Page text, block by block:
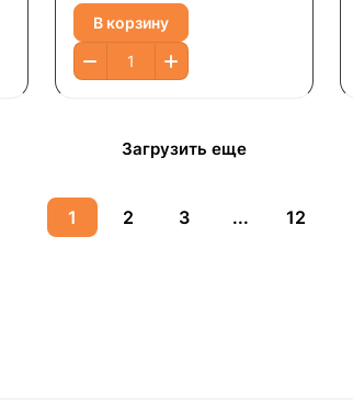
В корзину
Загрузить еще
1 2 3 ... 12